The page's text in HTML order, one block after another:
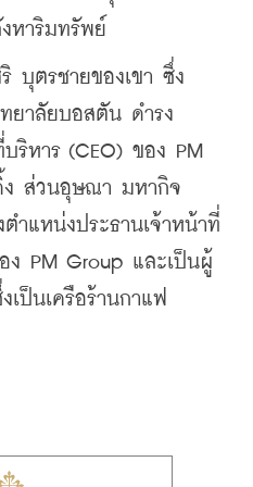
หาริมทรัพย์
บุตรชายของเขา ซึ่ง
ทยาลัยบอสตัน ดำรง
ริหาร (CEO) ของ PM
ส่วนอุษณา มหากิจ
ำแหน่งประธานเจ้าหน้าที่
ง PM Group และเป็นผู้
ป็นเครือร้านกาแฟ